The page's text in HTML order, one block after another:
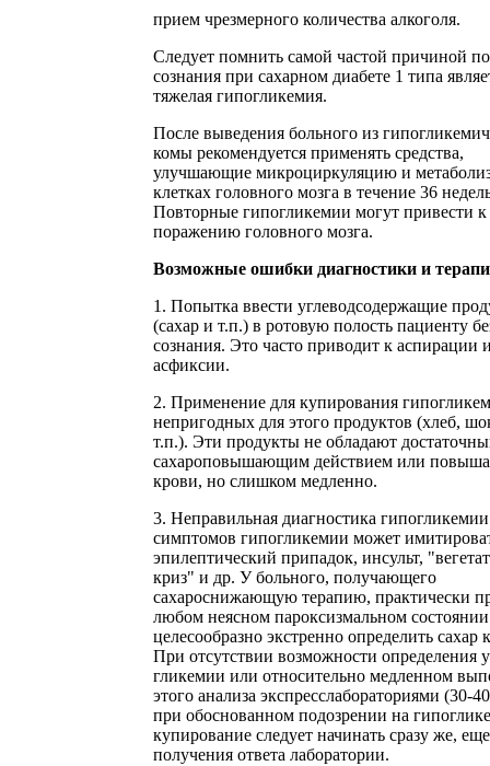
прием чрезмерного количества алкоголя.
Следует помнить самой частой причиной
сознания при сахарном диабете 1 типа
тяжелая гипогликемия.
После выведения больного из
комы рекомендуется применять средства,
улучшающие микроциркуляцию и
клетках головного мозга в течение 36
Повторные гипогликемии могут привести к
поражению головного мозга.
Возможные ошибки диагностики и
1. Попытка ввести углеводсодержащие
(сахар и т.п.) в ротовую полость пациенту
сознания. Это часто приводит к аспирации
асфиксии.
2. Применение для купирования
непригодных для этого продуктов (хлеб,
т.п.). Эти продукты не обладают
сахароповышающим действием или
крови, но слишком медленно.
3. Неправильная диагностика
симптомов гипогликемии может
эпилептический припадок, инсульт,
криз" и др. У больного, получающего
сахароснижающую терапию, практически
любом неясном пароксизмальном состоянии
целесообразно экстренно определить сахар
При отсутствии возможности определения
гликемии или относительно медленном
этого анализа экспресслабораториями (30-
при обоснованном подозрении на
купирование следует начинать сразу же,
получения ответа лаборатории.